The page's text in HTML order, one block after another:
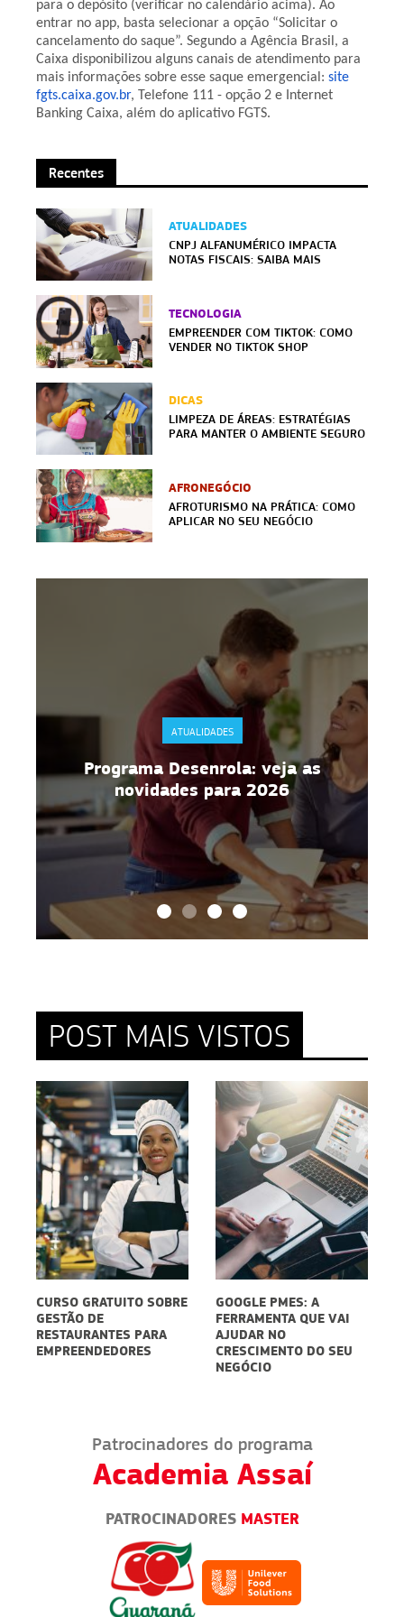
para o depósito (verificar no calendário acima). Ao
entrar no app, basta selecionar a opção “Solicitar o
cancelamento do saque”. Segundo a Agência Brasil, a
Caixa disponibilizou alguns canais de atendimento para
mais informações sobre esse saque emergencial: site
fgts.caixa.gov.br, Telefone 111 - opção 2 e Internet
Banking Caixa, além do aplicativo FGTS.
Recentes
ATUALIDADES
CNPJ ALFANUMÉRICO IMPACTA
NOTAS FISCAIS: SAIBA MAIS
TECNOLOGIA
EMPREENDER COM TIKTOK: COMO
VENDER NO TIKTOK SHOP
DICAS
LIMPEZA DE ÁREAS: ESTRATÉGIAS
PARA MANTER O AMBIENTE SEGURO
AFRONEGÓCIO
AFROTURISMO NA PRÁTICA: COMO
APLICAR NO SEU NEGÓCIO
ATUALIDADES
Programa Desenrola: veja as
novidades para 2026
POST MAIS VISTOS
CURSO GRATUITO SOBRE
GESTÃO DE
RESTAURANTES PARA
EMPREENDEDORES
GOOGLE PMES: A
FERRAMENTA QUE VAI
AJUDAR NO
CRESCIMENTO DO SEU
NEGÓCIO
Patrocinadores do programa
Academia Assaí
PATROCINADORES MASTER